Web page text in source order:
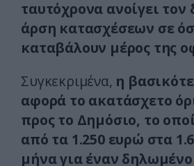
ταυτόχρονα ανοίγει τον
άρση κατασχέσεων σε
καταβάλουν μέρος της
Συγκεκριμένα, η
αφορά το ακατάσχετο
προς το Δημόσιο, το
από τα 1.250 ευρώ στα
μήνα για έναν